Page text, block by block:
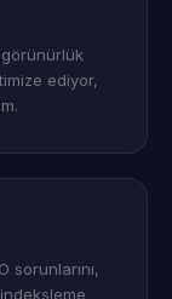
ediyor,
sorunlarını,
indeksleme